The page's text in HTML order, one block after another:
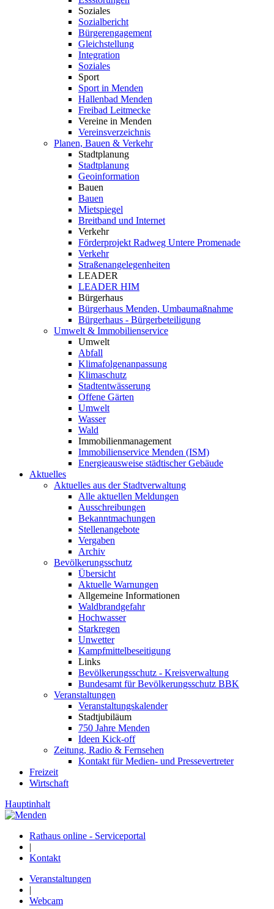
Soziales
Sozialbericht
Bürgerengagement
Gleichstellung
Integration
Soziales
Sport
Sport in Menden
Hallenbad Menden
Freibad Leitmecke
Vereine in Menden
Vereinsverzeichnis
Planen, Bauen & Verkehr
Stadtplanung
Stadtplanung
Geoinformation
Bauen
Bauen
Mietspiegel
Breitband und Internet
Verkehr
Förderprojekt Radweg Untere Promenade
Verkehr
Straßenangelegenheiten
LEADER
LEADER HIM
Bürgerhaus
Bürgerhaus Menden, Umbaumaßnahme
Bürgerhaus - Bürgerbeteiligung
Umwelt & Immobilienservice
Umwelt
Abfall
Klimafolgenanpassung
Klimaschutz
Stadtentwässerung
Offene Gärten
Umwelt
Wasser
Wald
Immobilienmanagement
Immobilienservice Menden (ISM)
Energieausweise städtischer Gebäude
Aktuelles
Aktuelles aus der Stadtverwaltung
Alle aktuellen Meldungen
Ausschreibungen
Bekanntmachungen
Stellenangebote
Vergaben
Archiv
Bevölkerungsschutz
Übersicht
Aktuelle Warnungen
Allgemeine Informationen
Waldbrandgefahr
Hochwasser
Starkregen
Unwetter
Kampfmittelbeseitigung
Links
Bevölkerungsschutz - Kreisverwaltung
Bundesamt für Bevölkerungsschutz BBK
Veranstaltungen
Veranstaltungskalender
Stadtjubiläum
750 Jahre Menden
Ideen Kick-off
Zeitung, Radio & Fernsehen
Kontakt für Medien- und Pressevertreter
Freizeit
Wirtschaft
Hauptinhalt
Rathaus online - Serviceportal
|
Kontakt
Veranstaltungen
|
Webcam